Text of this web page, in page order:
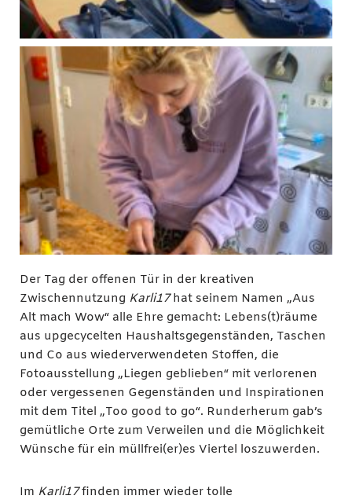
Der Tag der offenen Tür in der kreativen
Zwischennutzung Karli17hat seinem Namen „Aus
Alt mach Wow“ alle Ehre gemacht: Lebens(t)räume
aus upgecycelten Haushaltsgegenständen, Taschen
und Co aus wiederverwendeten Stoffen, die
Fotoausstellung „Liegen geblieben“ mit verlorenen
oder vergessenen Gegenständen und Inspirationen
mit dem Titel „Too good to go“. Runderherum gab’s
gemütliche Orte zum Verweilen und die Möglichkeit
Wünsche für ein müllfrei(er)es Viertel loszuwerden.
Im Karli17finden immer wieder tolle